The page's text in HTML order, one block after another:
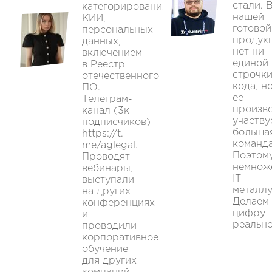
категорирования
КИИ,
персональных
данных,
включением
в Реестр
отечественного
ПО.
Телеграм-
канал (3к
подписчиков)
https://t.
me/aglegal.
Проводят
вебинары,
выступали
на других
конференциях
и
проводили
корпоративное
обучение
для других
стали.
нашей
готовой
нет ни
единой
строчки
кода,
ее
IT-
Делаем
цифру